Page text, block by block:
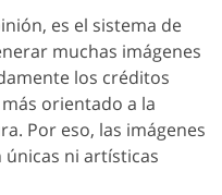
es el sistema de
muchas imágenes
los créditos
orientado a la
Por eso, las imágenes
ni artísticas